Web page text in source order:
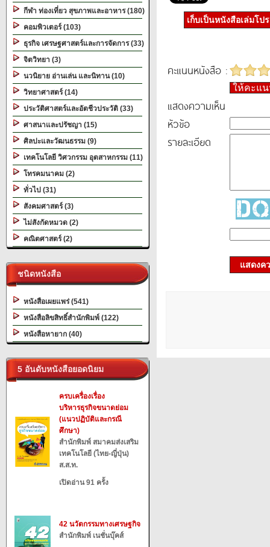
กีฬา ท่องเที่ยว สุขภาพและอาหาร (180)
คอมพิวเตอร์ (103)
ธุรกิจ เศรษฐศาสตร์และการจัดการ (33)
จิตวิทยา (3)
นวนิยาย อ่านเล่น และนิทาน (10)
วิทยาศาสตร์ (14)
ประวัติศาสตร์และอัตชีวประวัติ (33)
ศาสนาและปรัชญา (15)
ศิลปะและวัฒนธรรม (9)
เทคโนโลยี วิศวกรรม อุตสาหกรรม (11)
โทรคมนาคม (2)
ทั่วไป (31)
สังคมศาสตร์ (3)
ไม่สังกัดหมวด (2)
คณิตศาสตร์ (2)
ชนิดหนังสือ
หนังสือเผยแพร่ (541)
หนังสือลิขสิทธิ์สำนักพิมพ์ (122)
หนังสือหายาก (40)
5 อันดับหนังสือยอดนิยม
ครบเครื่องเรื่อง
บริหารธุรกิจขนาดย่อม
(แนวปฏิบัติและกรณี
ศึกษา)
สำนักพิมพ์ สมาคมส่งเสริม
เทคโนโลยี (ไทย-ญี่ปุ่น)
ส.ส.ท.
เปิดอ่าน 91 ครั้ง
42 นวัตกรรมทางเศรษฐกิจ
สำนักพิมพ์ เนชั่นบุ๊คส์
เก็บเป็นหนังสือเล่มโป
คะแนนหนังสือ :
ให้คะแ
แสดงความเห็น
หัวข้อ
รายละเอียด
แสดงค